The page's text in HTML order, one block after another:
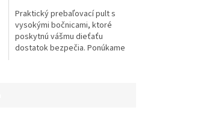
z
5
hviezdičiek.
Praktický prebaľovací pult s
vysokými bočnicami, ktoré
poskytnú vášmu dieťaťu
dostatok bezpečia. Ponúkame